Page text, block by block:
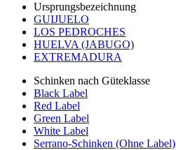
Ursprungsbezeichnung
GUIJUELO
LOS PEDROCHES
HUELVA (JABUGO)
EXTREMADURA
Schinken nach Güteklasse
Black Label
Red Label
Green Label
White Label
Serrano-Schinken (Ohne Label)